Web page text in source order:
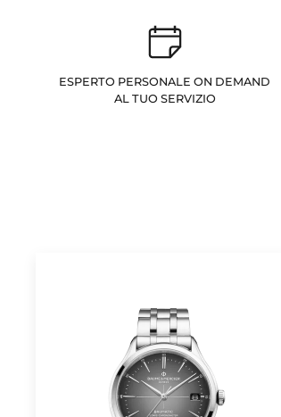
ESPERTO PERSONALE ON DEMAND
AL TUO SERVIZIO